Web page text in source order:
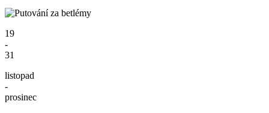
19
-
31
listopad
-
prosinec